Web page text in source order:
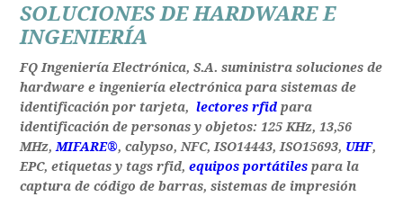
SOLUCIONES DE HARDWARE E
INGENIERÍA
FQ Ingeniería Electrónica, S.A. suministra soluciones de
hardware e ingeniería electrónica para sistemas de
identificación por tarjeta,lectores rfid para
identificación de personas y objetos: 125 KHz, 13,56
MHz, MIFARE®, calypso, NFC, ISO14443, ISO15693, UHF,
EPC, etiquetas y tags rfid,equipos portátiles para la
captura de código de barras, sistemas de impresión